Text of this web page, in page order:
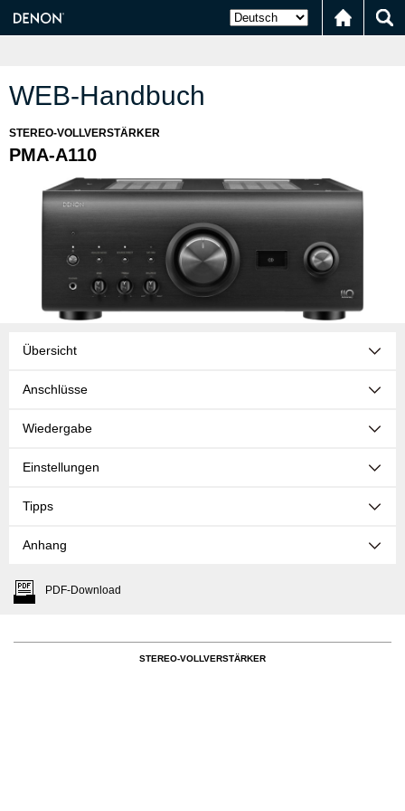
WEB-Handbuch
STEREO-VOLLVERSTÄRKER
PMA-A110
Übersicht
Anschlüsse
Wiedergabe
Einstellungen
Tipps
Anhang
PDF-Download
STEREO-VOLLVERSTÄRKER